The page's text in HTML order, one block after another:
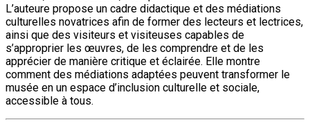
L’auteure propose un cadre didactique et des médiations
culturelles novatrices afin de former des lecteurs et lectrices,
ainsi que des visiteurs et visiteuses capables de
s’approprier les œuvres, de les comprendre et de les
apprécier de manière critique et éclairée. Elle montre
comment des médiations adaptées peuvent transformer le
musée en un espace d’inclusion culturelle et sociale,
accessible à tous.